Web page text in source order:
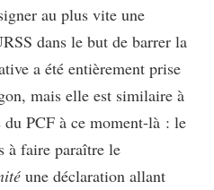
au plus vite une
dans le but de barrer la
a été entièrement prise
mais elle est similaire à
PCF à ce moment-là : le
à faire paraître le
une déclaration allant